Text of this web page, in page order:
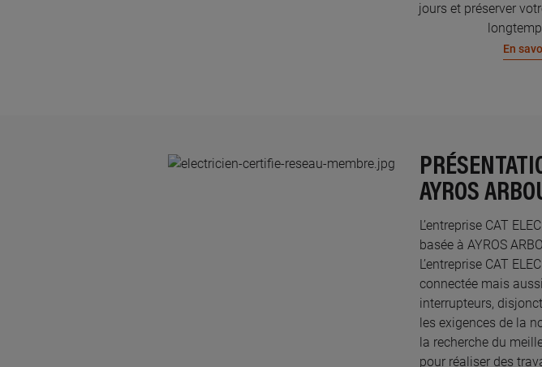
jours et préserver
En
AYROS
L’entreprise CAT
basée à AYROS
L’entreprise CAT
connectée mais
interrupteurs,
les exigences de la
la recherche du
pour réaliser des